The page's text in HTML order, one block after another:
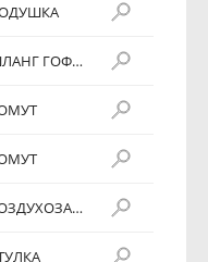
ШЛАНГ ГОФРИРОВАННЫЙ
ВОЗДУХОЗАБОРНИК